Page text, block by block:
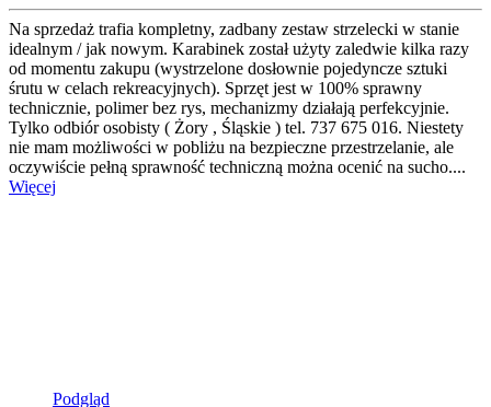
Na sprzedaż trafia kompletny, zadbany zestaw strzelecki w stanie
idealnym / jak nowym. Karabinek został użyty zaledwie kilka razy
od momentu zakupu (wystrzelone dosłownie pojedyncze sztuki
śrutu w celach rekreacyjnych). Sprzęt jest w 100% sprawny
technicznie, polimer bez rys, mechanizmy działają perfekcyjnie.
Tylko odbiór osobisty ( Żory , Śląskie ) tel. 737 675 016. Niestety
nie mam możliwości w pobliżu na bezpieczne przestrzelanie, ale
oczywiście pełną sprawność techniczną można ocenić na sucho....
Więcej
Podgląd